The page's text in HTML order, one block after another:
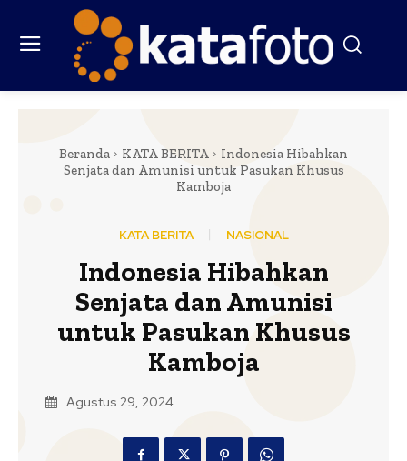
Beranda KATA BERITA
Indonesia Hibahkan
Senjata dan Amunisi untuk Pasukan Khusus
Kamboja
KATA BERITA NASIONAL
Indonesia Hibahkan
Senjata dan Amunisi
untuk Pasukan Khusus
Kamboja
Agustus 29, 2024